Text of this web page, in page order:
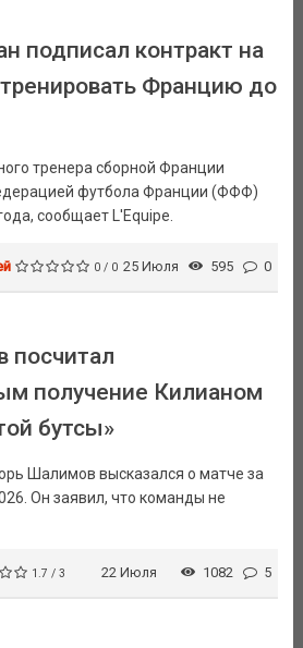
подписал контракт на
Францию до
тренера сборной Франции
футбола Франции (ФФФ)
сообщает L'Equipe.
0 / 0 25 Июля 595 0
посчитал
получение Килианом
бутсы»
Шалимов высказался о матче за
Он заявил, что команды не
1.7 / 3 22 Июля 1082 5